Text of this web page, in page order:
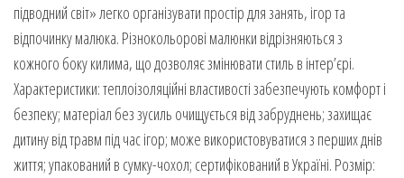
підводний світ» легко організувати простір для занять, ігор та
відпочинку малюка. Різнокольорові малюнки відрізняються з
кожного боку килима, що дозволяє змінювати стиль в інтер’єрі.
Характеристики: теплоізоляційні властивості забезпечують комфорт і
безпеку; матеріал без зусиль очищується від забруднень; захищає
дитину від травм під час ігор; може використовуватися з перших днів
життя; упакований в сумку-чохол; сертифікований в Україні. Розмір: